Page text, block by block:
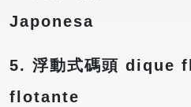
Japonesa
5. 浮動式碼頭 dique
flotante